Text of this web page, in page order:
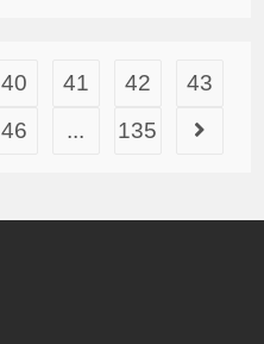
40 41 42
43
46 ... 135